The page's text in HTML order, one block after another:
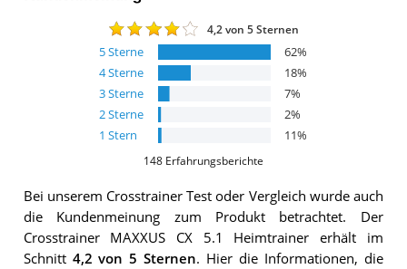
4,2 von 5 Sternen
5Sterne 62%
4Sterne 18%
3Sterne 7%
2Sterne 2%
1 Stern 11%
148 Erfahrungsberichte
Bei unserem Crosstrainer Test oder Vergleich wurde auch
die Kundenmeinung zum Produkt betrachtet.
Der
Crosstrainer MAXXUS CX 5.1 Heimtrainer erhält im
Schnitt 4,2 von 5 Sternen. Hier die Informationen, die